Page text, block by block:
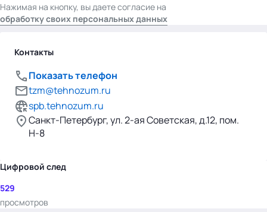
Нажимая на кнопку, вы даете согласие на
обработку своих персональных данных
Контакты
Показать телефон
tzm@tehnozum.ru
spb.tehnozum.ru
Санкт-Петербург, ул. 2-ая Советская, д.12, пом.
H-8
Цифровой след
529
просмотров